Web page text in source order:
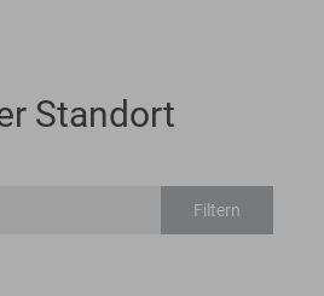
Standort
Filtern